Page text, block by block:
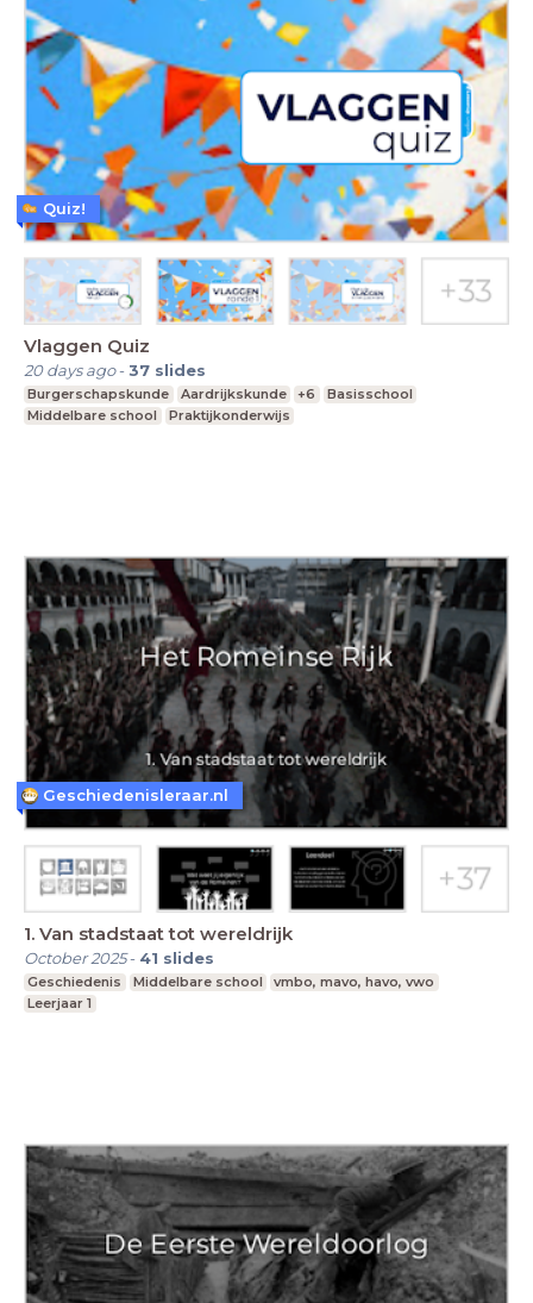
Vlaggen Quiz
20 days ago-37 slides
Burgerschapskunde Aardrijkskunde +6
Basisschool
Middelbare school
Praktijkonderwijs
Quiz!
1. Van stadstaat tot wereldrijk
October 2025- 41 slides
Geschiedenis Middelbare school
vmbo, mavo, havo, vwo
Leerjaar 1
Geschiedenisleraar.nl